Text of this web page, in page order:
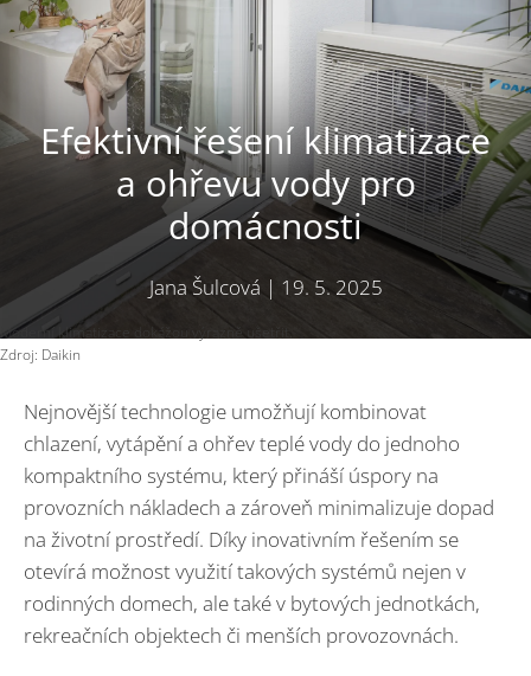
Efektivní řešení klimatizace
a ohřevu vody pro
domácnosti
Jana Šulcová | 19. 5. 2025
Moderní klimatizace dokážou výrazně ušetřit.
Zdroj: Daikin
Nejnovější technologie umožňují kombinovat
chlazení, vytápění a ohřev teplé vody do jednoho
kompaktního systému, který přináší úspory na
provozních nákladech a zároveň minimalizuje dopad
na životní prostředí. Díky inovativním řešením se
otevírá možnost využití takových systémů nejen v
rodinných domech, ale také v bytových jednotkách,
rekreačních objektech či menších provozovnách.